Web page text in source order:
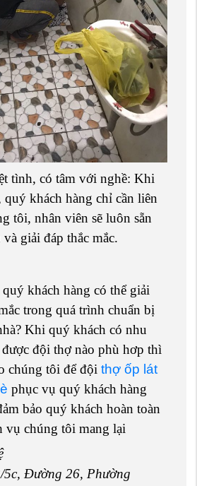
tình, có tâm với nghề: Khi
quý khách hàng chỉ cần liên
tôi, nhân viên sẽ luôn sẵn
và giải đáp thắc mắc.
khách hàng có thể giải
trong quá trình chuẩn bị
Khi quý khách có nhu
được đội thợ nào phù hơp thì
chúng tôi để đội thợ ốp lát
phục vụ quý khách hàng
bảo quý khách hoàn toàn
vụ chúng tôi mang lại
Đường 26, Phường